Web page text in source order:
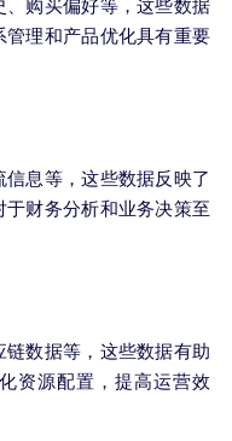
购买偏好等，这些数据
理和产品优化具有重要
息等，这些数据反映了
财务分析和业务决策至
数据等，这些数据有助
资源配置，提高运营效